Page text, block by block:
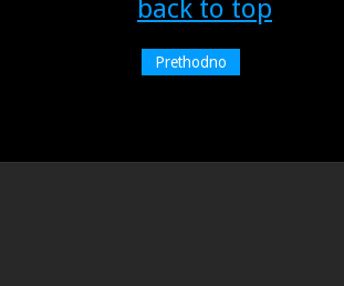
back to top
Prethodno